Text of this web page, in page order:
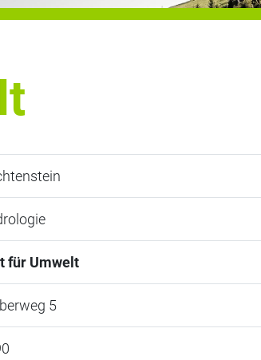
für Umwelt
5